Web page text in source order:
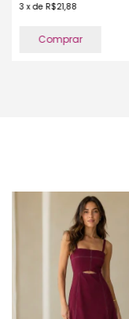
3 xde R$21,88
Comprar